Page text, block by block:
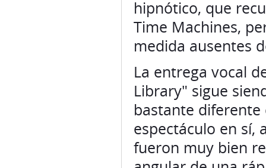
hipnótico, que
Time Machines,
medida ausentes
La entrega vocal
Library" sigue
bastante diferente
espectáculo en sí,
fueron muy bien